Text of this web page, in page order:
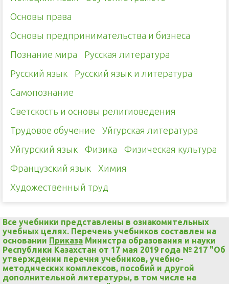
Основы права
Основы предпринимательства и бизнеса
Познание мира
Русская литература
Русский язык
Русский язык и литература
Самопознание
Светскость и основы религиоведения
Трудовое обучение
Уйгурская литература
Уйгурский язык
Физика
Физическая культура
Французский язык
Химия
Художественный труд
Все учебники представлены в ознакомительных
учебных целях. Перечень учебников составлен на
основании Приказа Министра образования и науки
Республики Казахстан от 17 мая 2019 года № 217 "Об
утверждении перечня учебников, учебно-
методических комплексов, пособий и другой
дополнительной литературы, в том числе на